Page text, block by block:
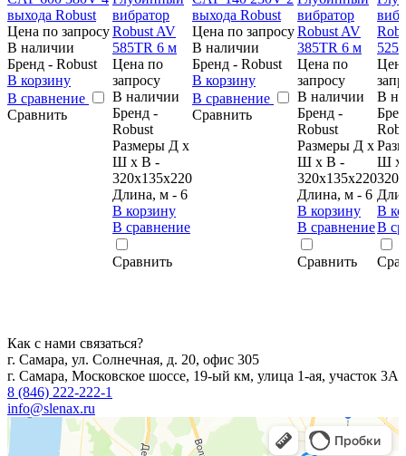
Цена по запросу
В наличии
Бренд - Robust
В корзину
В сравнение
Сравнить
Цена по
запросу
В наличии
Бренд -
Robust
Размеры Д х
Ш х В -
320x135x220
Длина, м - 6
В корзину
В сравнение
Сравнить
Цена по запросу
В наличии
Бренд - Robust
В корзину
В сравнение
Сравнить
Цена по
запросу
В наличии
Бренд -
Robust
Размеры Д х
Ш х В -
320х135х220
Длина, м - 6
В корзину
В сравнение
Сравнить
В
Ш х
В
В
Как с нами связаться?
г. Самара, ул. Солнечная, д. 20, офис 305
г. Самара, Московское шоссе, 19-ый км, улица 1-ая, участок 3А
8 (846) 222-222-1
info@slenax.ru